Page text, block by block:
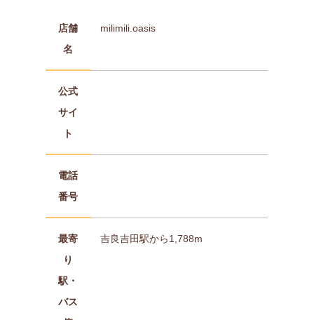
店舗
名
milimili.oasis
公式
サイ
ト
電話
番号
最寄
り
駅・
バス
吉良吉田駅から1,788m